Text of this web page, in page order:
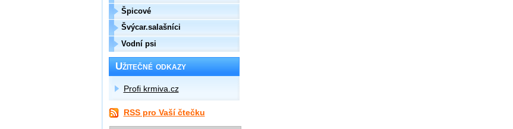
Špicové
Švýcar.salašníci
Vodní psi
Užitečné odkazy
Profi krmiva.cz
RSS pro Vaší čtečku